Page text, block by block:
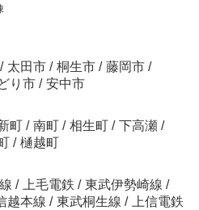
/ 太田市 / 桐生市 / 藤岡市 /
り市 / 安中市
町 / 南町 / 相生町 / 下高瀬 /
/ 樋越町
/ 上毛電鉄 / 東武伊勢崎線 /
越本線 / 東武桐生線 /
上信電鉄